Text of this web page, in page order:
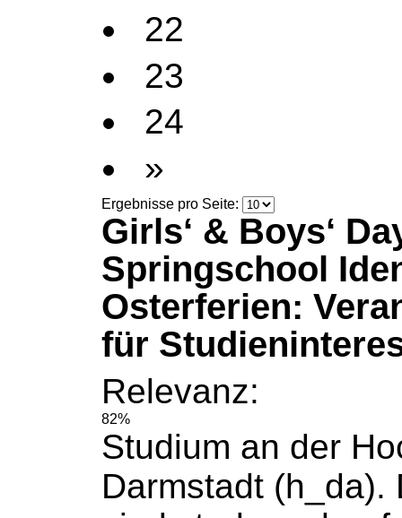
22
23
24
»
Ergebnisse pro Seite:
Girls‘ & Boys‘
Springschool
Osterferien:
für
Relevanz:
82%
Studium an der
Darmstadt (h_da).